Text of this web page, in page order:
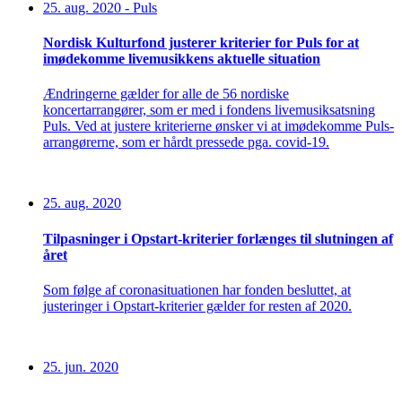
25. aug. 2020 - Puls
Nordisk Kulturfond justerer kriterier for Puls for at
imødekomme livemusikkens aktuelle situation
Ændringerne gælder for alle de 56 nordiske
koncertarrangører, som er med i fondens livemusiksatsning
Puls. Ved at justere kriterierne ønsker vi at imødekomme Puls-
arrangørerne, som er hårdt pressede pga. covid-19.
25. aug. 2020
Tilpasninger i Opstart-kriterier forlænges til slutningen af
året
Som følge af coronasituationen har fonden besluttet, at
justeringer i Opstart-kriterier gælder for resten af 2020.
25. jun. 2020